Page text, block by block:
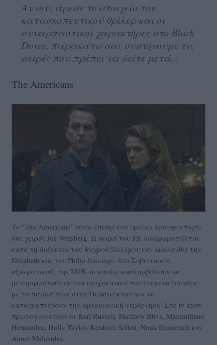
Αν σας άρεσε το στοιχείο του
κατασκοπευτικού θρίλερ και οι
συναρπαστικοί χαρακτήρες στο Black
Doves, παρακάτω σας συστήνουμε τις
σειρές που πρέπει να δείτε μετά...
The Americans
Το "The Americans" είναι επίσης ένα θρίλερ δράσης εποχής
δια χειρός Joe Weisberg. Η σειρά του FX διαδραματίζεται
κατά τη διάρκεια του Ψυχρού Πολέμου και ακολουθεί την
Elizabeth και τον Philip Jennings, δύο Σοβιετικούς
αξιωματικούς της KGB, οι οποίοι αναλαμβάνουν να
μεταμφιεστούν σε ένα αμερικανικό παντρεμένο ζευγάρι
με τα παιδιά τους στην Ουάσινγκτον για να
κατασκοπεύσουν την αμερικανική κυβέρνηση. Στο tv show
πρωταγωνιστούν οι Keri Russell, Matthew Rhys, Maximiliano
Hernández, Holly Taylor, Keidrich Sellati, Noah Emmerich και
Annet Mahendru.